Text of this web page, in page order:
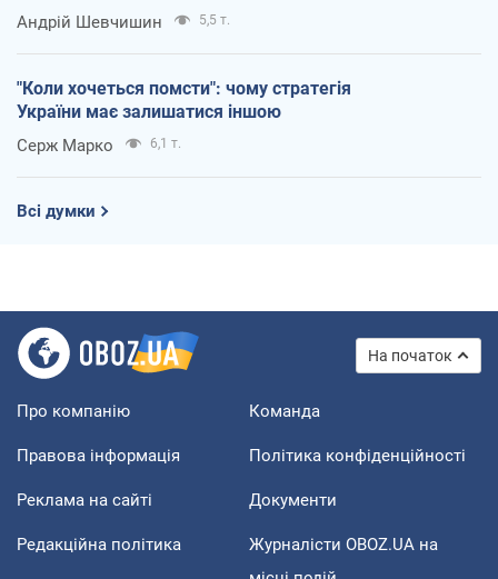
Андрій Шевчишин 5,5 т.
"Коли хочеться помсти": чому стратегія
України має залишатися іншою
Серж Марко 6,1 т.
Всі думки
На початок
Про компанію Команда
Правова інформація Політика конфіденційності
Реклама на сайті Документи
Редакційна політика
Журналісти OBOZ.UA на